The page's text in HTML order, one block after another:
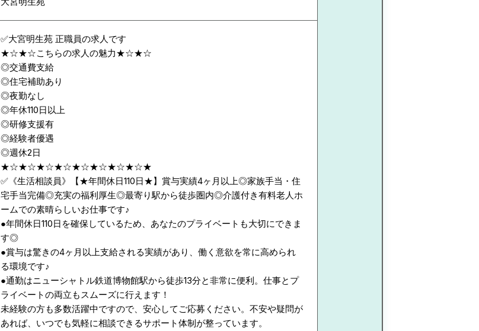
✅大宮明生苑 正職員の求人です
★☆★☆こちらの求人の魅力★☆★☆
◎交通費支給
◎住宅補助あり
◎夜勤なし
◎年休110日以上
◎研修支援有
◎経験者優遇
◎週休2日
★☆★☆★☆★☆★☆★☆★☆★☆★
✅《生活相談員》【★年間休日110日★】賞与実績4ヶ月以上◎家族手当・住
宅手当完備◎充実の福利厚生◎最寄り駅から徒歩圏内◎介護付き有料老人ホ
ームでの素晴らしいお仕事です♪
●年間休日110日を確保しているため、あなたのプライベートも大切にできま
す◎
●賞与は驚きの4ヶ月以上支給される実績があり、働く意欲を常に高められ
る環境です♪
●通勤はニューシャトル鉄道博物館駅から徒歩13分と非常に便利。仕事とプ
ライベートの両立もスムーズに行えます！
未経験の方も多数活躍中ですので、安心してご応募ください。不安や疑問が
あれば、いつでも気軽に相談できるサポート体制が整っています。